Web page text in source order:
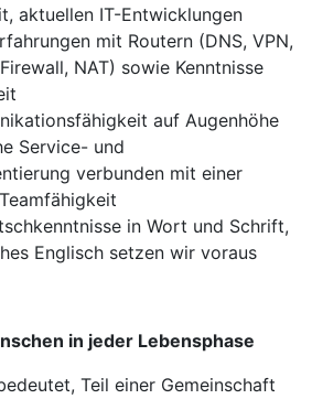
aktuellen IT-Entwicklungen
mit Routern (DNS, VPN,
NAT) sowie Kenntnisse
auf Augenhöhe
Service- und
verbunden mit einer
in Wort und Schrift,
Englisch setzen wir voraus
in jeder Lebensphase
Teil einer Gemeinschaft